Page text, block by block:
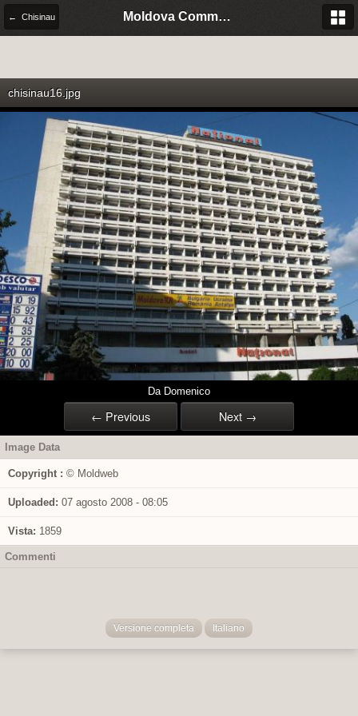
← Chisinau Moldova Community Italia
chisinau16.jpg
Da Domenico
← Previous Next →
Image Data
Copyright : © Moldweb
Uploaded: 07 agosto 2008 - 08:05
Vista: 1859
Commenti
Versione completa Italiano